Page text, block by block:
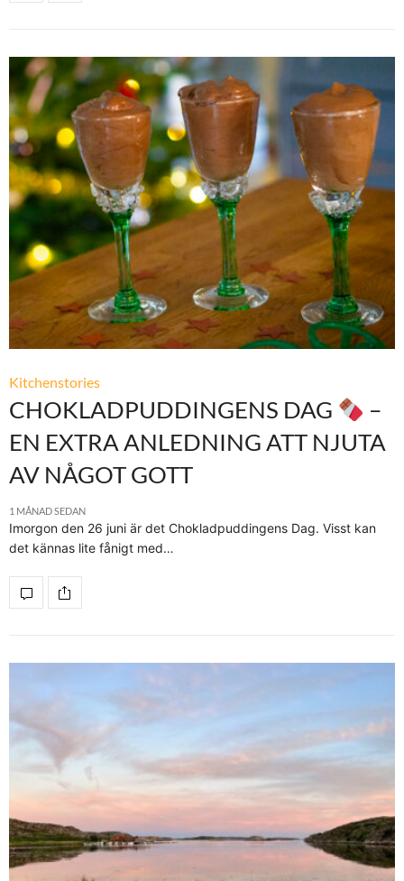
Kitchenstories
CHOKLADPUDDINGENS DAG
–
EN EXTRA ANLEDNING ATT NJUTA
AV NÅGOT GOTT
1 MÅNAD SEDAN
Imorgon den 26 juni är det Chokladpuddingens Dag. Visst kan
det kännas lite fånigt med…